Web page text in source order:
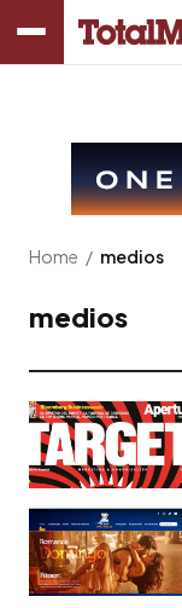
Home / medios
medios